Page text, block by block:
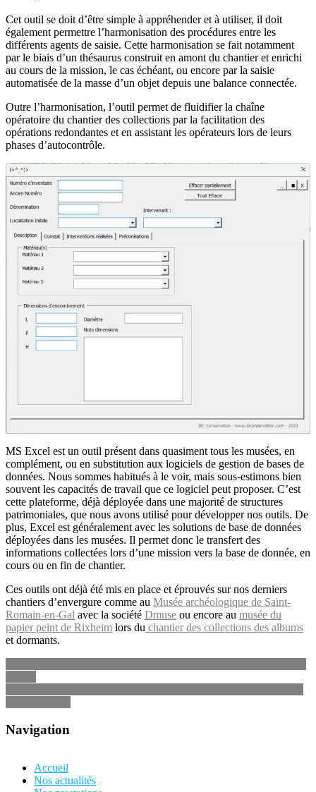
Cet outil se doit d’être simple à appréhender et à utiliser, il doit
également permettre l’harmonisation des procédures entre les
différents agents de saisie. Cette harmonisation se fait notamment
par le biais d’un thésaurus construit en amont du chantier et enrichi
au cours de la mission, le cas échéant, ou encore par la saisie
automatisée de la masse d’un objet depuis une balance connectée.
Outre l’harmonisation, l’outil permet de fluidifier la chaîne
opératoire du chantier des collections par la facilitation des
opérations redondantes et en assistant les opérateurs lors de leurs
phases d’autocontrôle.
MS Excel est un outil présent dans quasiment tous les musées, en
complément, ou en substitution aux logiciels de gestion de bases de
données. Nous sommes habitués à le voir, mais sous-estimons bien
souvent les capacités de travail que ce logiciel peut proposer. C’est
cette plateforme, déjà déployée dans une majorité de structures
patrimoniales, que nous avons utilisé pour développer nos outils. De
plus, Excel est généralement avec les solutions de base de données
déployées dans les musées. Il permet donc le transfert des
informations collectées lors d’une mission vers la base de donnée, en
cours ou en fin de chantier.
Ces outils ont déjà été mis en place et éprouvés sur nos derniers
chantiers d’envergure comme au Musée archéologique de Saint-
Romain-en-Gal avec la société Dmuse ou encore au musée du
papier peint de Rixheim lors du chantier des collections des albums
et dormants.
Navigation
Accueil
Nos actualités